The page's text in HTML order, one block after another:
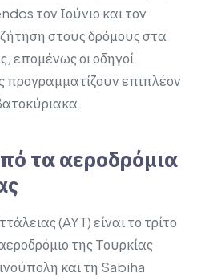
τον Ιούνιο και τον
στους δρόμους στα
επομένως οι οδηγοί
επιπλέον
τα αεροδρόμια
(AYT) είναι το τρίτο
της Τουρκίας
και τη Sabiha